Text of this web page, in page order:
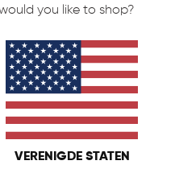
you like to shop?
VERENIGDE STATEN